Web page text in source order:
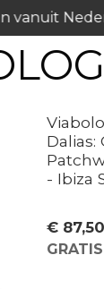
vanuit
Dalias:
- Ibiza
€ 87,50